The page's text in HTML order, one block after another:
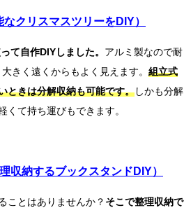
クリスマスツリーをDIY）
て自作DIYしました。 アルミ製なので耐
大きく遠くからもよく見えます。 組立式
ときは分解収納も可能です。しかも分解
て持ち運びもできます。
収納するブックスタンドDIY）
ことはありませんか？ そこで整理収納で